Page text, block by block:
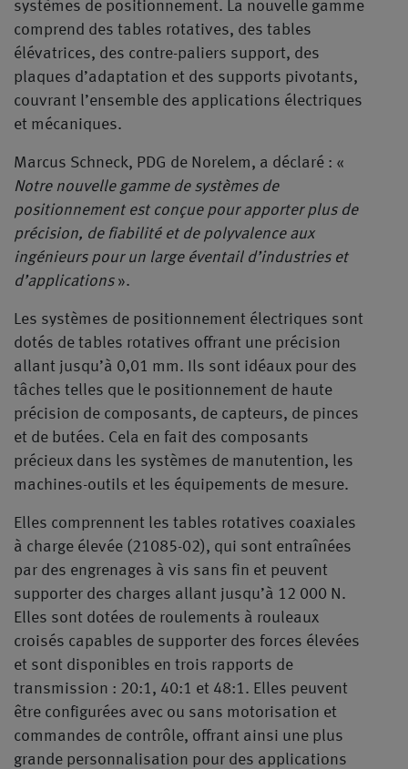
systèmes de positionnement. La nouvelle gamme
comprend des tables rotatives, des tables
élévatrices, des contre-paliers support, des
plaques d’adaptation et des supports pivotants,
couvrant l’ensemble des applications électriques
et mécaniques.
Marcus Schneck, PDG de Norelem, a déclaré : «
Notre nouvelle gamme de systèmes de
positionnement est conçue pour apporter plus de
précision, de fiabilité et de polyvalence aux
ingénieurs pour un large éventail d’industries et
d’applications».
Les systèmes de positionnement électriques sont
dotés de tables rotatives offrant une précision
allant jusqu’à 0,01 mm. Ils sont idéaux pour des
tâches telles que le positionnement de haute
précision de composants, de capteurs, de pinces
et de butées. Cela en fait des composants
précieux dans les systèmes de manutention, les
machines-outils et les équipements de mesure.
Elles comprennent les tables rotatives coaxiales
à charge élevée (21085-02), qui sont entraînées
par des engrenages à vis sans fin et peuvent
supporter des charges allant jusqu’à 12 000 N.
Elles sont dotées de roulements à rouleaux
croisés capables de supporter des forces élevées
et sont disponibles en trois rapports de
transmission : 20:1, 40:1 et 48:1. Elles peuvent
être configurées avec ou sans motorisation et
commandes de contrôle, offrant ainsi une plus
grande personnalisation pour des applications